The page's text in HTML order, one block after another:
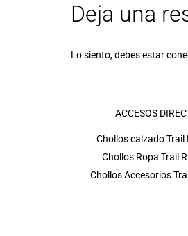
Deja una
Lo siento, debes estar
ACCESOS
Chollos calzado Trail
Chollos Ropa Trail
Chollos Accesorios